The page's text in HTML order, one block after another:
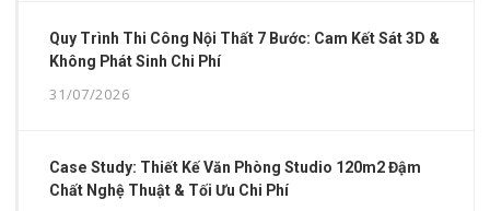
Quy Trình Thi Công Nội Thất 7 Bước: Cam Kết Sát 3D &
Không Phát Sinh Chi Phí
31/07/2026
Case Study: Thiết Kế Văn Phòng Studio 120m2 Đậm
Chất Nghệ Thuật & Tối Ưu Chi Phí